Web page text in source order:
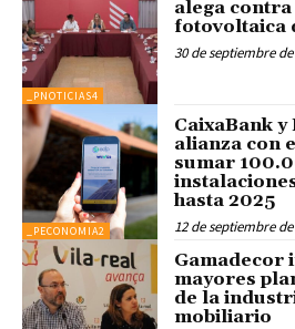
_PNOTICIAS4
alega
fotovoltaica
30 de septiembre de
_PECONOMIA2
CaixaBank
alianza con
sumar
hasta 2025
12 de septiembre de
Gamadecor
mayores
de la
mobiliario